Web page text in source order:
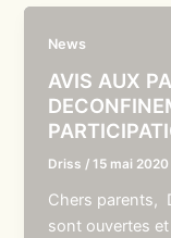
News
AVIS AUX
Driss /15 mai 2020
Chers parents,
sont ouvertes